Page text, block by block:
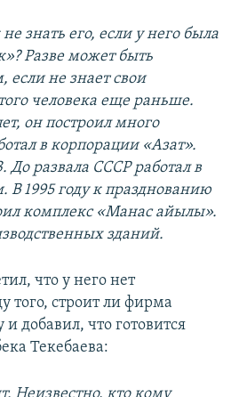
знать его, если у него была
Разве может быть
если не знает свои
человека еще раньше.
он построил много
в корпорации «Азат».
До развала СССР работал в
В 1995 году к празднованию
комплекс «Манас айылы».
зданий.
что у него нет
того, строит ли фирма
добавил, что готовится
Текебаева: